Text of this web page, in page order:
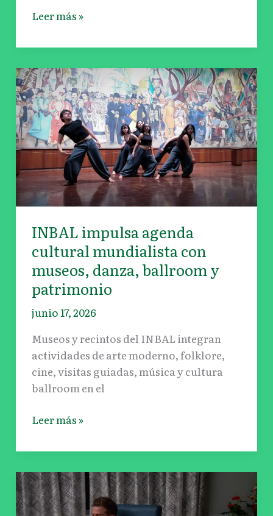
Leer más »
INBAL impulsa agenda
cultural mundialista con
museos, danza, ballroom y
patrimonio
junio 17, 2026
Museos y recintos del INBAL integran
actividades de arte moderno, folklore,
cine, visitas guiadas, música y cultura
ballroom en el
INBAL
impulsa
agenda
cultural
mundialista
con
museos,
danza,
ballroom
y
patrimonio
Leer más »
‘El
Afinador’:
así